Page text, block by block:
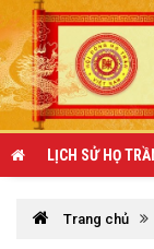
LỊCH SỬ HỌ
Trang chủ